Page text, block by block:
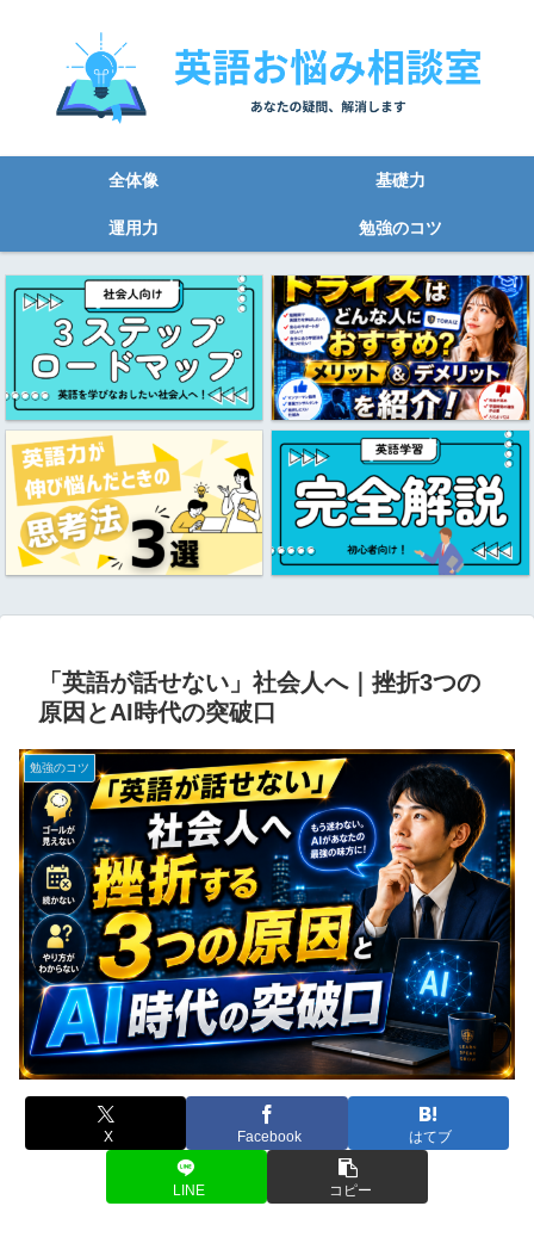
全体像 基礎力
運用力 勉強のコツ
「英語が話せない」社会人へ｜挫折3つの
原因とAI時代の突破口
勉強のコツ
X Facebook はてブ
LINE コピー